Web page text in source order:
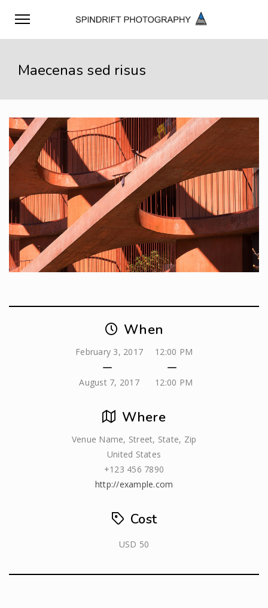
Maecenas sed risus
When
February 3, 2017
August 7, 2017
12:00 PM
12:00 PM
Where
Venue Name, Street, State, Zip
United States
+123 456 7890
http://example.com
Cost
USD 50